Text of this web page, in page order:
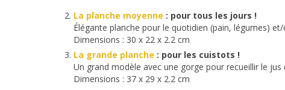
La planche moyenne : pour tous les jours !
Élégante planche pour le quotidien (pain, légumes)
Dimensions : 30 x 22 x 2.2 cm
La grande planche : pour les cuistots !
Un grand modèle avec une gorge pour recueillir le
Dimensions : 37 x 29 x 2.2 cm